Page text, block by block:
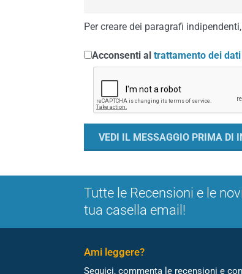
Per creare dei paragrafi
Acconsenti al trattamento dei
Tutte le Recensioni e le
tua casella email!
Ami leggere?
Seguici, commenta le recensioni e